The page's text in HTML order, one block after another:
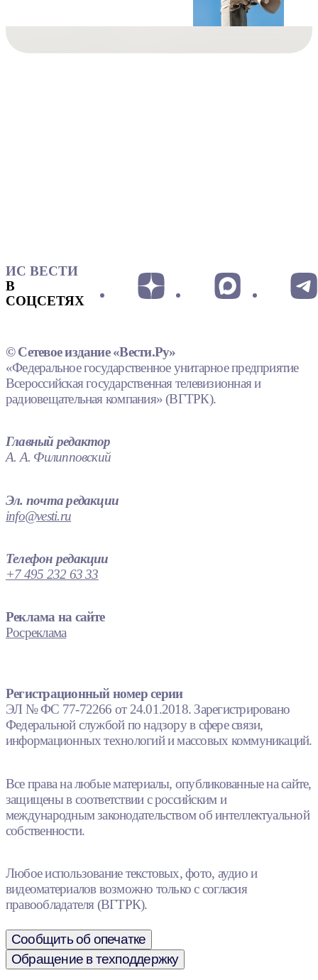
ИС ВЕСТИ
В
СОЦСЕТЯХ
© Сетевое издание «Вести.Ру»
«Федеральное государственное унитарное предприятие
Всероссийская государственная телевизионная и
радиовещательная компания» (ВГТРК).
Главный редактор
А. А. Филипповский
Эл. почта редакции
info@vesti.ru
Телефон редакции
+7 495 232 63 33
Реклама на сайте
Росреклама
Регистрационный номер серии
ЭЛ № ФС 77-72266 от 24.01.2018. Зарегистрировано
Федеральной службой по надзору в сфере связи,
информационных технологий и массовых коммуникаций.
Все права на любые материалы, опубликованные на сайте,
защищены в соответствии с российским и
международным законодательством об интеллектуальной
собственности.
Любое использование текстовых, фото, аудио и
видеоматериалов возможно только с согласия
правообладателя (ВГТРК).
Сообщить об опечатке
Обращение в техподдержку